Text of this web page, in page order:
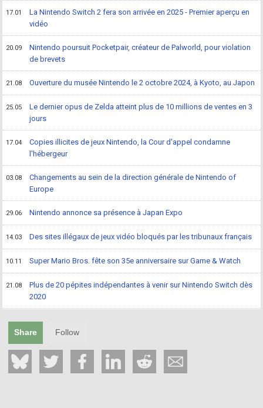
17.01
La Nintendo Switch 2 fera son arrivée en 2025 - Premier aperçu en
vidéo
20.09
Nintendo poursuit Pocketpair, créateur de Palworld, pour violation
de brevets
21.08 Ouverture du musée Nintendo le 2 octobre 2024, à Kyoto, au Japon
25.05
Le dernier opus de Zelda atteint plus de 10 millions de ventes en 3
jours
17.04
Copies illicites de jeux Nintendo, la Cour d'appel condamne
l'hébergeur
03.08
Changements au sein de la direction générale de Nintendo of
Europe
29.06 Nintendo annonce sa présence à Japan Expo
14.03 Des sites illégaux de jeux vidéo bloqués par les tribunaux français
10.11 Super Mario Bros. fête son 35e anniversaire sur Game & Watch
21.08
Plus de 20 pépites indépendantes à venir sur Nintendo Switch dès
2020
Share Follow